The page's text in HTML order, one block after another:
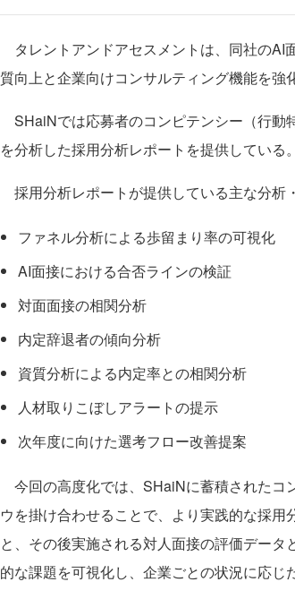
タレントアンドアセスメントは、同社のAI
質向上と企業向けコンサルティング機能を強
SHaiNでは応募者のコンピテンシー（行動
を分析した採用分析レポートを提供している。
採用分析レポートが提供している主な分析
ファネル分析による歩留まり率の可視化
AI面接における合否ラインの検証
対面面接の相関分析
内定辞退者の傾向分析
資質分析による内定率との相関分析
人材取りこぼしアラートの提示
次年度に向けた選考フロー改善提案
今回の高度化では、SHaiNに蓄積されたコ
ウを掛け合わせることで、より実践的な採
と、その後実施される対人面接の評価デー
的な課題を可視化し、企業ごとの状況に応じ